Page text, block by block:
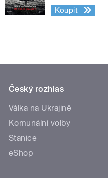
Koupit
Český rozhlas
Válka na Ukrajině
Komunální volby
Stanice
eShop